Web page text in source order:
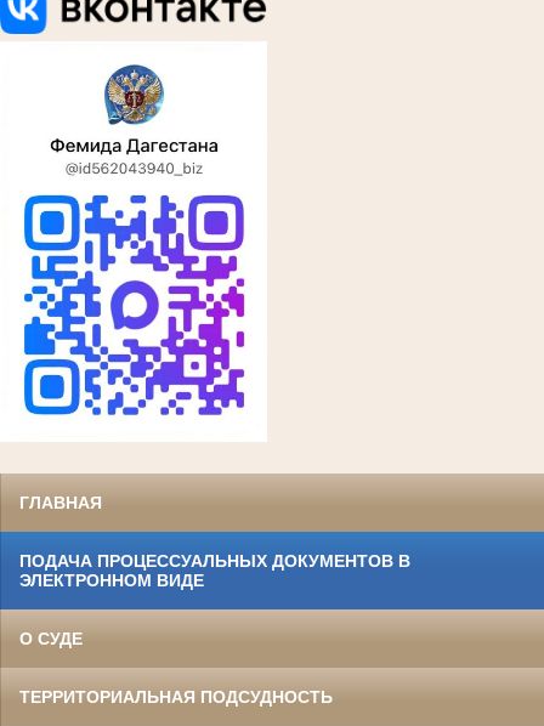
ГЛАВНАЯ
ПОДАЧА ПРОЦЕССУАЛЬНЫХ ДОКУМЕНТОВ В
ЭЛЕКТРОННОМ ВИДЕ
О СУДЕ
ТЕРРИТОРИАЛЬНАЯ ПОДСУДНОСТЬ